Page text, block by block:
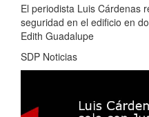
El periodista Luis Cárdenas
seguridad en el edificio en
Edith Guadalupe
SDP Noticias